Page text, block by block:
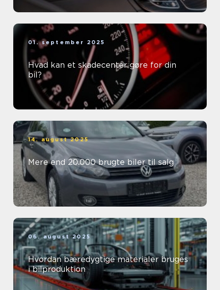
01. september 2025
Hvad kan et skadecenter gøre for din
bil?
14. august 2025
Mere end 20.000 brugte biler til salg
06. august 2025
Hvordan bæredygtige materialer bruges
i bilproduktion